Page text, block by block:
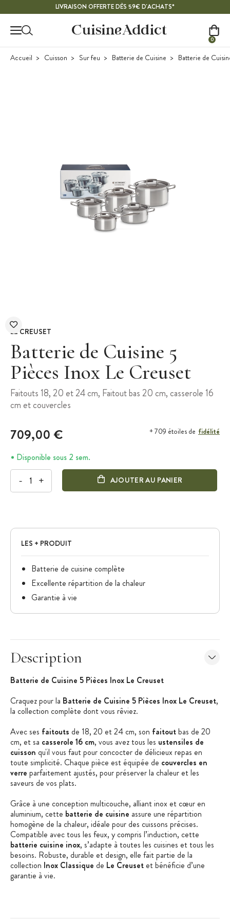
LIVRAISON OFFERTE DÈS 59€ D'ACHATS*
0
Accueil Cuisson Sur feu Batterie de Cuisine Batterie de
LE CREUSET
Batterie de Cuisine 5
Pièces Inox Le Creuset
Faitouts 18, 20 et 24 cm, Faitout bas 20 cm, casserole 16
cm et couvercles
709,00 € + 709 étoiles de fidélité
Disponible sous 2 sem.
- + AJOUTER AU PANIER
LES + PRODUIT
Batterie de cuisine complète
Excellente répartition de la chaleur
Garantie à vie
Description
Batterie de Cuisine 5 Pièces Inox Le Creuset
Craquez pour la Batterie de Cuisine 5 Pièces Inox Le Creuset,
la collection complète dont vous rêviez.
Avec ses faitouts de 18, 20 et 24 cm, son faitoutbas de 20
cm, et sa casserole 16 cm, vous avez tous les ustensiles de
cuisson qu'il vous faut pour concocter de délicieux repas en
toute simplicité. Chaque pièce est équipée de couvercles en
verre parfaitement ajustés, pour préserver la chaleur et les
saveurs de vos plats.
Grâce à une conception multicouche, alliant inox et cœur en
aluminium, cette batterie de cuisine assure une répartition
homogène de la chaleur, idéale pour des cuissons précises.
Compatible avec tous les feux, y compris l’induction, cette
batterie cuisine inox, s’adapte à toutes les cuisines et tous les
besoins. Robuste, durable et design, elle fait partie de la
collection Inox Classique de Le Creuset et bénéficie d’une
garantie à vie.
cuisine.